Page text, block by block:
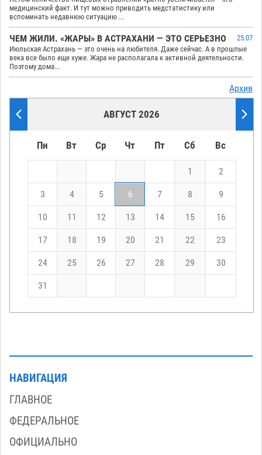
медицинский факт. И тут можно приводить медстатистику или
вспоминать недавнюю ситуацию ...
ЧЕМ ЖИЛИ. «ЖАРЫ» В АСТРАХАНИ — ЭТО СЕРЬЕЗНО
25.07
Июльская Астрахань — это очень на любителя. Даже сейчас. А в прошлые
века все было еще хуже. Жара не располагала к активной деятельности.
Поэтому дома...
Архив
АВГУСТ 2026
Пн Вт Ср Чт Пт Сб Вс
1 2
3 4 5 6 7 8 9
10 11 12 13 14 15 16
17 18 19 20 21 22 23
24 25 26 27 28 29 30
31
НАВИГАЦИЯ
ГЛАВНОЕ
ФЕДЕРАЛЬНОЕ
ОФИЦИАЛЬНО